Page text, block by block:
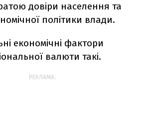
довіри населення та
політики влади.
економічні фактори
валюти такі.
РЕКЛАМА: